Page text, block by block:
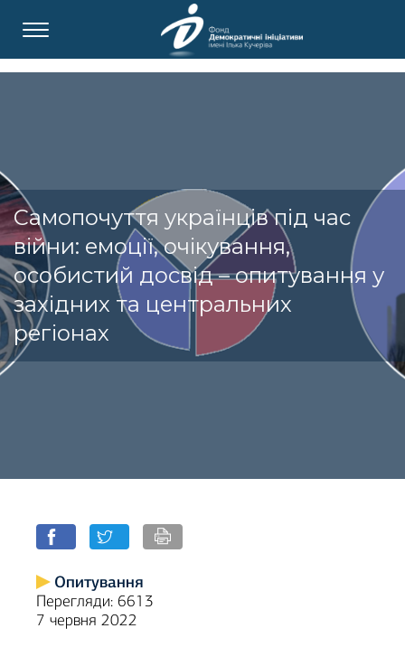
Самопочуття українців під час
війни: емоції, очікування,
особистий досвід – опитування у
західних та центральних
регіонах
Опитування
Перегляди: 6613
7 червня 2022